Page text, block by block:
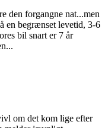
den forgangne nat...men
en begrænset levetid, 3-6
bil snart er 7 år
om det kom lige efter